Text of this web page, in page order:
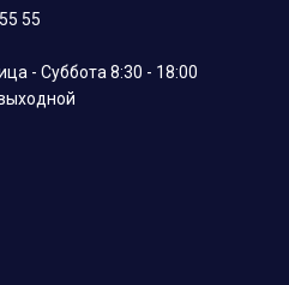
55
- Суббота 8:30 - 18:00